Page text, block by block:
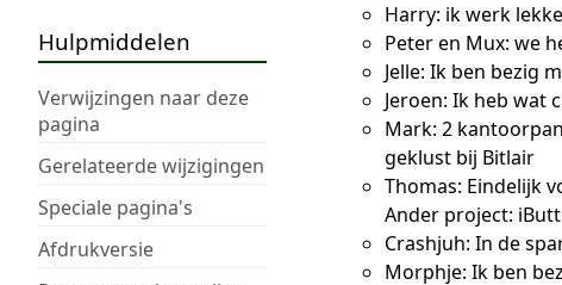
Hulpmiddelen
Verwijzingen naar deze
pagina
Gerelateerde wijzigingen
Speciale pagina's
Afdrukversie
Harry: ik werk
Peter en Mux: we
Jelle: Ik ben bezig
Jeroen: Ik heb wat
Mark: 2
geklust bij Bitlair
Thomas: Eindelijk
Ander project:
Crashjuh: In de
Morphje: Ik ben